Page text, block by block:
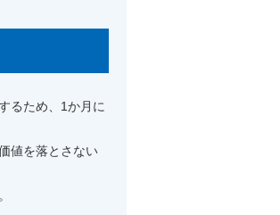
るため、1か月に
値を落とさない